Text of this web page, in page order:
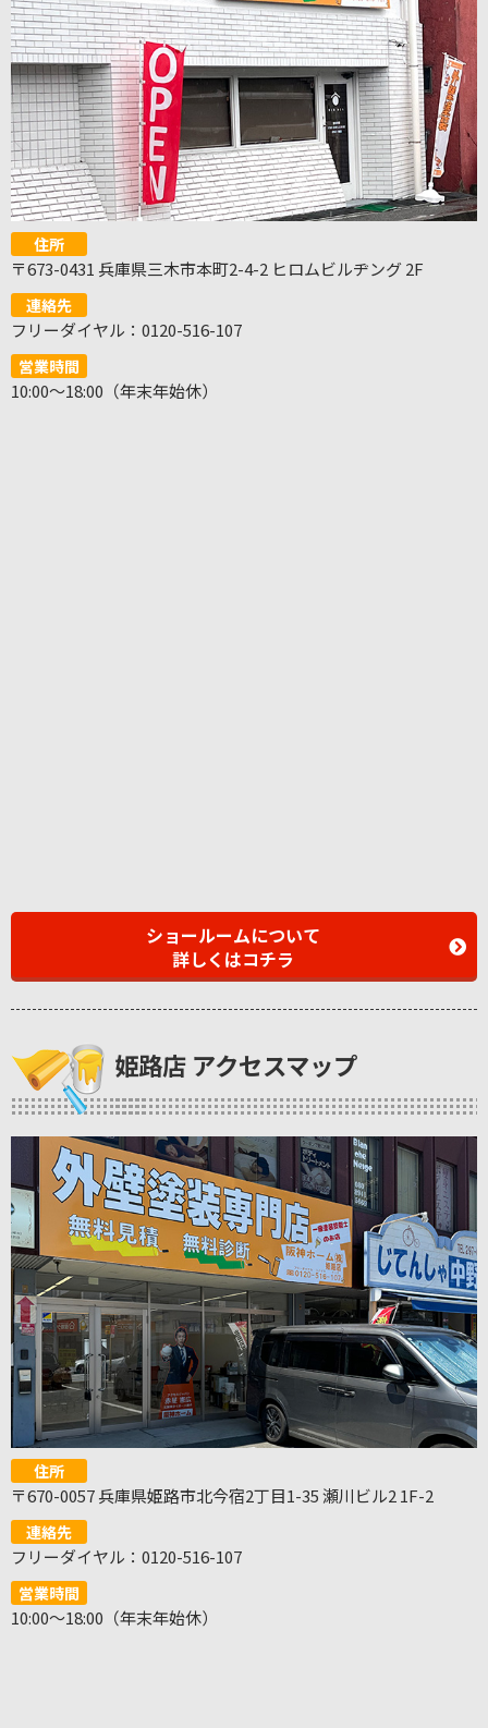
住所
〒673-0431 兵庫県三木市本町2-4-2 ヒロムビルヂング 2F
連絡先
フリーダイヤル：0120-516-107
営業時間
10:00～18:00（年末年始休）
ショールームについて
詳しくはコチラ
姫路店 アクセスマップ
住所
〒670-0057 兵庫県姫路市北今宿2丁目1-35 瀬川ビル2 1F-2
連絡先
フリーダイヤル：0120-516-107
営業時間
10:00～18:00（年末年始休）